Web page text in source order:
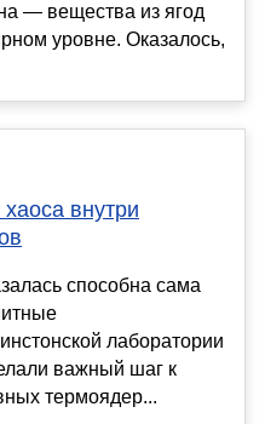
— вещества из ягод
уровне. Оказалось,
внутри
способна сама
лаборатории
важный шаг к
термоядер...